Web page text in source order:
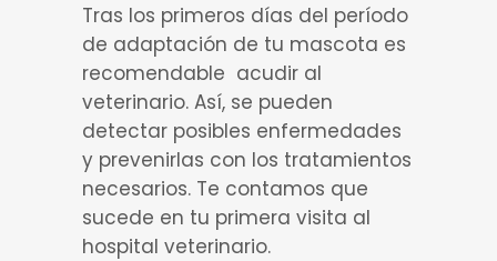
Tras los primeros días del período
de adaptación de tu mascota es
recomendable acudir al
veterinario. Así, se pueden
detectar posibles enfermedades
y prevenirlas con los tratamientos
necesarios. Te contamos que
sucede en tu primera visita al
hospital veterinario.